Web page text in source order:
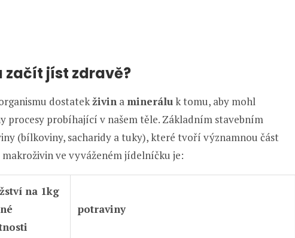
jíst zdravě?
dostatekživin a mineráluk tomu, aby mohl
procesy probíhající v našem těle. Základním stavebním
(bílkoviny, sacharidy a tuky), které tvoří významnou část
ve vyváženém jídelníčku je:
na 1kg
potraviny